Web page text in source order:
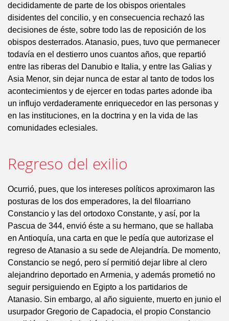
decididamente de parte de los obispos orientales
disidentes del concilio, y en consecuencia rechazó las
decisiones de éste, sobre todo las de reposición de los
obispos desterrados. Atanasio, pues, tuvo que permanecer
todavía en el destierro unos cuantos años, que repartió
entre las riberas del Danubio e Italia, y entre las Galias y
Asia Menor, sin dejar nunca de estar al tanto de todos los
acontecimientos y de ejercer en todas partes adonde iba
un influjo verdaderamente enriquecedor en las personas y
en las instituciones, en la doctrina y en la vida de las
comunidades eclesiales.
Regreso del exilio
Ocurrió, pues, que los intereses políticos aproximaron las
posturas de los dos emperadores, la del filoarriano
Constancio y las del ortodoxo Constante, y así, por la
Pascua de 344, envió éste a su hermano, que se hallaba
en Antioquía, una carta en que le pedía que autorizase el
regreso de Atanasio a su sede de Alejandría. De momento,
Constancio se negó, pero sí permitió dejar libre al clero
alejandrino deportado en Armenia, y además prometió no
seguir persiguiendo en Egipto a los partidarios de
Atanasio. Sin embargo, al año siguiente, muerto en junio el
usurpador Gregorio de Capadocia, el propio Constancio